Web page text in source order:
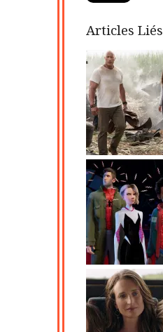
Articles Liés